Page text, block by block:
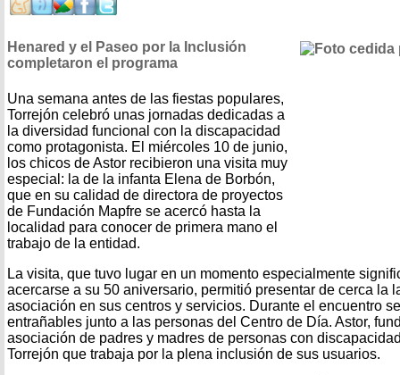
Henared y el Paseo por la Inclusión
completaron el programa
Una semana antes de las fiestas populares,
Torrejón celebró unas jornadas dedicadas a
la diversidad funcional con la discapacidad
como protagonista. El miércoles 10 de junio,
los chicos de Astor recibieron una visita muy
especial: la de la infanta Elena de Borbón,
que en su calidad de directora de proyectos
de Fundación Mapfre se acercó hasta la
localidad para conocer de primera mano el
trabajo de la entidad.
La visita, que tuvo lugar en un momento especialmente
acercarse a su 50 aniversario, permitió presentar de cerca la
asociación en sus centros y servicios. Durante el encuentro
entrañables junto a las personas del Centro de Día. Astor,
asociación de padres y madres de personas con
Torrejón que trabaja por la plena inclusión de sus usuarios.